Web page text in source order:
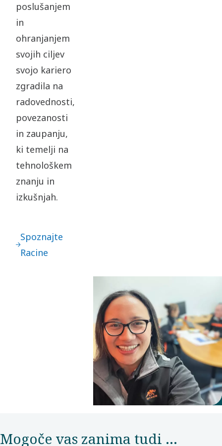
poslušanjem
in
ohranjanjem
svojih ciljev
svojo kariero
zgradila na
radovednosti,
povezanosti
in zaupanju,
ki temelji na
tehnološkem
znanju in
izkušnjah.
Spoznajte
Racine
Mogoče vas zanima tudi ...